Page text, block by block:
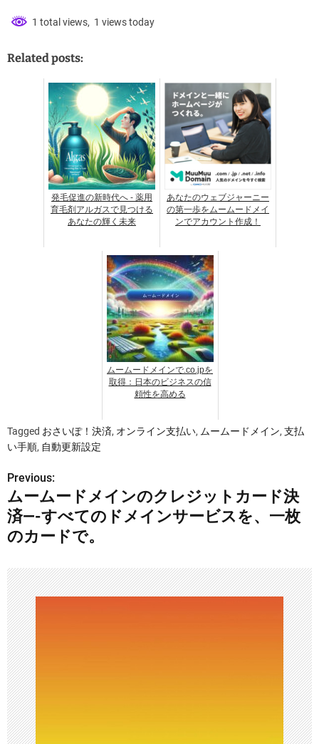
1 total views, 1 views today
Related posts:
発毛促進の新時代へ - 薬用
育毛剤アルガスで見つける
あなたの輝く未来
あなたのウェブジャーニー
の第一歩をムームードメイ
ンでアカウント作成！
ムームードメインで.co.jpを
取得：日本のビジネスの信
頼性を高める
Tagged おさいぽ！決済, オンライン支払い, ムームードメイン, 支払
い手順, 自動更新設定
投
稿
ナ
ビ
ゲ
ー
シ
ョ
ン
Previous:
ムームードメインのクレジットカード決
済—-すべてのドメインサービスを、一枚
のカードで。